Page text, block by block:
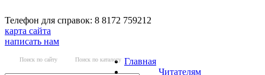
Телефон для справок: 8 8172 759212
карта сайта
написать нам
Поиск по сайту Поиск по каталогу Главная
Читателям